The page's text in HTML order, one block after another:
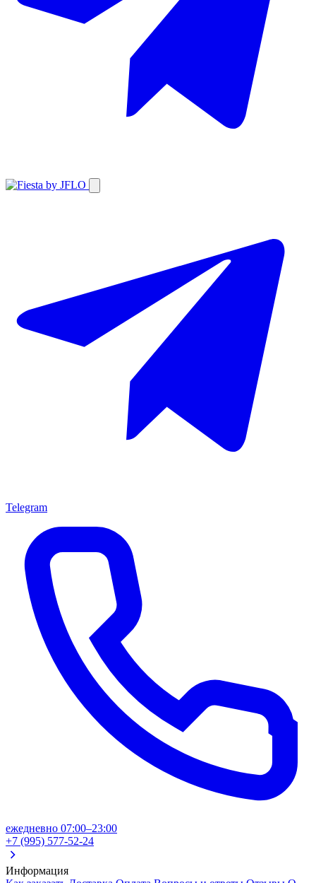
Telegram
ежедневно 07:00–23:00
+7 (995) 577-52-24
Информация